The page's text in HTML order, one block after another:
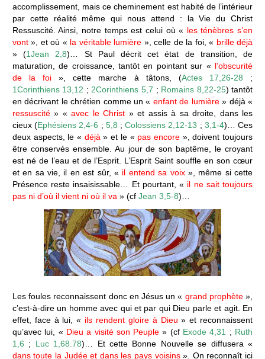
accomplissement, mais ce cheminement est habité de l’intérieur
par cette réalité même qui nous attend : la Vie du Christ
Ressuscité. Ainsi, notre temps est celui où « les ténèbres s’en
vont», et où « la véritable lumière », celle de la foi, « brille déjà
» (1Jean 2,8)… St Paul décrit cet état de transition, de
maturation, de croissance, tantôt en pointant sur « l’obscurité
de la foi », cette marche à tâtons, (Actes 17,26-28 ;
1Corinthiens 13,12 ; 2Corinthiens 5,7 ; Romains 8,22-25) tantôt
en décrivant le chrétien comme un « enfant de lumière» déjà «
ressuscité» « avec le Christ » et assis à sa droite, dans les
cieux (Ephésiens 2,4-6 ; 5,8 ;Colossiens 2,12-13 ; 3,1-4)… Ces
deux aspects, le « déjà » et le « pas encore», doivent toujours
être conservés ensemble. Au jour de son baptême, le croyant
est né de l’eau et de l’Esprit. L’Esprit Saint souffle en son cœur
et en sa vie, il en est sûr, « il entend sa voix», même si cette
Présence reste insaisissable… Et pourtant, « il ne sait toujours
pas ni d’où il vient ni où il va » (cf Jean 3,5-8)…
Les foules reconnaissent donc en Jésus un « grand prophète»,
c’est-à-dire un homme avec qui et par qui Dieu parle et agit. En
effet, face à lui, « ils rendent gloire à Dieu » et reconnaissent
qu’avec lui, « Dieu a visité son Peuple » (cf Exode 4,31 ; Ruth
1,6 ; Luc 1,68.78)… Et cette Bonne Nouvelle se diffusera «
dans toute la Judée et dans les pays voisins». On reconnaît ici